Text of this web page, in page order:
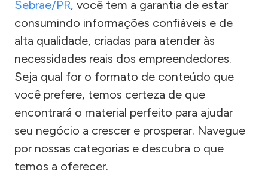
Sebrae/PR, você tem a garantia de estar
consumindo informações confiáveis e de
alta qualidade, criadas para atender às
necessidades reais dos empreendedores.
Seja qual for o formato de conteúdo que
você prefere, temos certeza de que
encontrará o material perfeito para ajudar
seu negócio a crescer e prosperar. Navegue
por nossas categorias e descubra o que
temos a oferecer.